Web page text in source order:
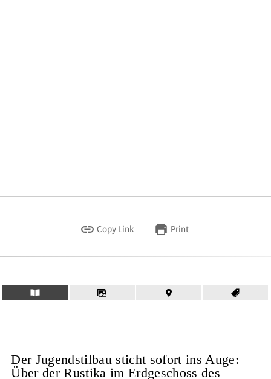
Copy Link Print
Der Jugendstilbau sticht sofort ins Auge:
Über der Rustika im Erdgeschoss des